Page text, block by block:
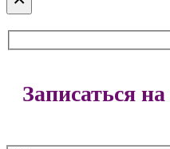
Записаться